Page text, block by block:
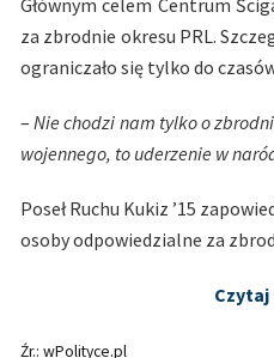
za zbrodnie okresu PRL.
ograniczało się tylko do
–Nie chodzi nam tylko o
wojennego, to uderzenie w
Poseł Ruchu Kukiz ’15
osoby odpowiedzialne za
Czytaj
Źr.: wPolityce.pl